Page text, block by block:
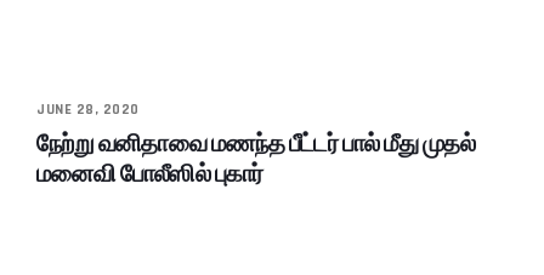
JUNE 28, 2020
நேற்று வனிதாவை மணந்த பீட்டர் பால் மீது முதல்
மனைவி போலீஸில் புகார்